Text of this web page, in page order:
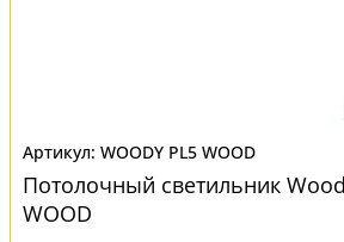
WOODY PL5 WOOD
Потолочный светильник
WOOD